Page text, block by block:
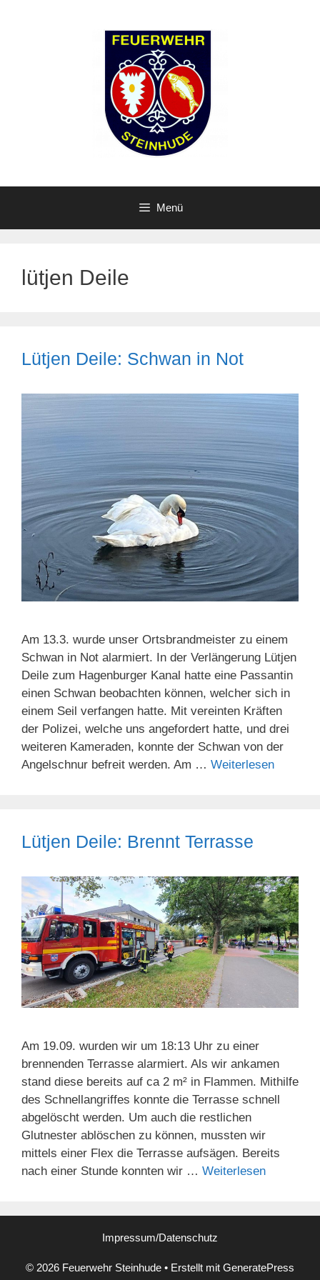
Menü
lütjen Deile
Lütjen Deile: Schwan in Not
Am 13.3. wurde unser Ortsbrandmeister zu einem
Schwan in Not alarmiert. In der Verlängerung Lütjen
Deile zum Hagenburger Kanal hatte eine Passantin
einen Schwan beobachten können, welcher sich in
einem Seil verfangen hatte. Mit vereinten Kräften
der Polizei, welche uns angefordert hatte, und drei
weiteren Kameraden, konnte der Schwan von der
Angelschnur befreit werden. Am … Weiterlesen
Lütjen Deile: Brennt Terrasse
Am 19.09. wurden wir um 18:13 Uhr zu einer
brennenden Terrasse alarmiert. Als wir ankamen
stand diese bereits auf ca 2 m² in Flammen. Mithilfe
des Schnellangriffes konnte die Terrasse schnell
abgelöscht werden. Um auch die restlichen
Glutnester ablöschen zu können, mussten wir
mittels einer Flex die Terrasse aufsägen. Bereits
nach einer Stunde konnten wir … Weiterlesen
Impressum/Datenschutz
© 2026 Feuerwehr Steinhude • Erstellt mit GeneratePress